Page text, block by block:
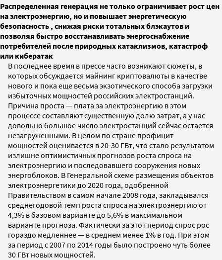
Распределенная генерация не только ограничивает рост цен
на электроэнергию, но и повышает энергетическую
безопасность , снижая риски тотальных блэкаутов и
позволяя быстро восстанавливать энергоснабжение
потребителей после природных катаклизмов, катастроф
или кибератак
В последнее время в прессе часто возникают сюжеты, в
которых обсуждается майнинг криптовалюты в качестве
нового и пока еще весьма экзотического способа загрузки
избыточных мощностей российских электростанций.
Причина проста — плата за электроэнергию в этом
процессе составляют существенную долю затрат, а у нас
довольно большое число электростанций сейчас остается
незагруженными. В целом по стране профицит
мощностей оценивается в 20-30 ГВт, что стало результатом
излишне оптимистичных прогнозов роста спроса на
электроэнергию и последовавшего сооружения новых
энергоблоков. В Генеральной схеме размещения объектов
электроэнергетики до 2020 года, одобренной
Правительством в самом начале 2008 года, закладывался
среднегодовой темп роста спроса на электроэнергию от
4,3% в базовом варианте до 5,6% в максимальном
варианте прогноза. Фактически за этот период спрос рос
гораздо медленнее — в среднем менее 1% в год. При этом
за период с 2007 по 2014 годы было построено чуть более
30 ГВт новых мощностей.